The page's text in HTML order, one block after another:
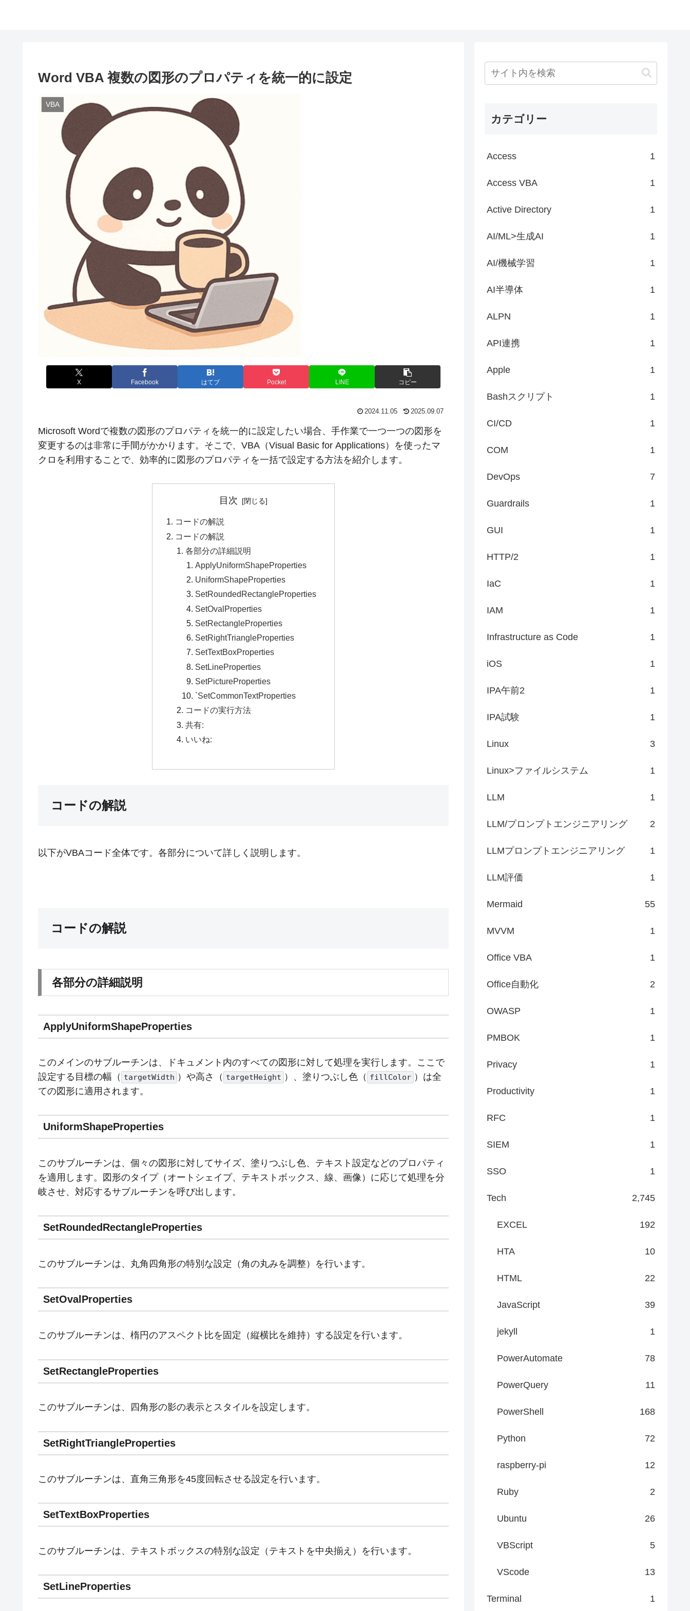
Word VBA 複数の図形のプロパティを統一的に設定
VBA
X Facebook はてブ Pocket LINE コピー
2024.11.05 2025.09.07
Microsoft Wordで複数の図形のプロパティを統一的に設定したい場合、手作業で一つ一つの図形を
変更するのは非常に手間がかかります。そこで、VBA（Visual Basic for Applications）を使ったマ
クロを利用することで、効率的に図形のプロパティを一括で設定する方法を紹介します。
目次
コードの解説
コードの解説
各部分の詳細説明
ApplyUniformShapeProperties
UniformShapeProperties
SetRoundedRectangleProperties
SetOvalProperties
SetRectangleProperties
SetRightTriangleProperties
SetTextBoxProperties
SetLineProperties
SetPictureProperties
`SetCommonTextProperties
コードの実行方法
共有:
いいね:
コードの解説
以下がVBAコード全体です。各部分について詳しく説明します。
コードの解説
各部分の詳細説明
ApplyUniformShapeProperties
このメインのサブルーチンは、ドキュメント内のすべての図形に対して処理を実行します。ここで
設定する目標の幅（ targetWidth ）や高さ（ targetHeight ）、塗りつぶし色（ fillColor ）は全
ての図形に適用されます。
UniformShapeProperties
このサブルーチンは、個々の図形に対してサイズ、塗りつぶし色、テキスト設定などのプロパティ
を適用します。図形のタイプ（オートシェイプ、テキストボックス、線、画像）に応じて処理を分
岐させ、対応するサブルーチンを呼び出します。
SetRoundedRectangleProperties
このサブルーチンは、丸角四角形の特別な設定（角の丸みを調整）を行います。
SetOvalProperties
このサブルーチンは、楕円のアスペクト比を固定（縦横比を維持）する設定を行います。
SetRectangleProperties
このサブルーチンは、四角形の影の表示とスタイルを設定します。
SetRightTriangleProperties
このサブルーチンは、直角三角形を45度回転させる設定を行います。
SetTextBoxProperties
このサブルーチンは、テキストボックスの特別な設定（テキストを中央揃え）を行います。
SetLineProperties
カテゴリー
Access 1
Access VBA 1
Active Directory 1
AI/ML>生成AI 1
AI/機械学習 1
AI半導体 1
ALPN 1
API連携 1
Apple 1
Bashスクリプト 1
CI/CD 1
COM 1
DevOps 7
Guardrails 1
GUI 1
HTTP/2 1
IaC 1
IAM 1
Infrastructure as Code 1
iOS 1
IPA午前2 1
IPA試験 1
Linux 3
Linux>ファイルシステム 1
LLM 1
LLM/プロンプトエンジニアリング 2
LLMプロンプトエンジニアリング 1
LLM評価 1
Mermaid 55
MVVM 1
Office VBA 1
Office自動化 2
OWASP 1
PMBOK 1
Privacy 1
Productivity 1
RFC 1
SIEM 1
SSO 1
Tech 2,745
EXCEL 192
HTA 10
HTML 22
JavaScript 39
jekyll 1
PowerAutomate 78
PowerQuery 11
PowerShell 168
Python 72
raspberry-pi 12
Ruby 2
Ubuntu 26
VBScript 5
VScode 13
Terminal 1